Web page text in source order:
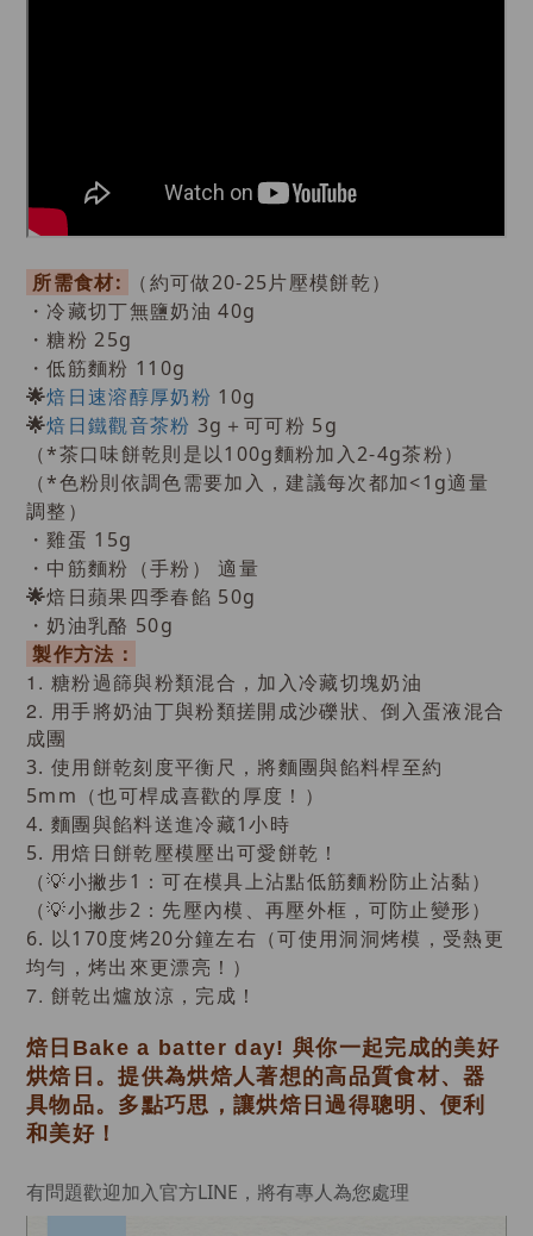
所需食材:
（約可做20-25片壓模餅乾）
・冷藏切丁無鹽奶油 40g
・糖粉 25g
・低筋麵粉 110g
🌟焙日速溶醇厚奶粉 10g
🌟焙日鐵觀音茶粉 3g＋可可粉 5g
（*茶口味餅乾則是以100g麵粉加入2-4g茶粉）
（*色粉則依調色需要加入，建議每次都加<1g適量
調整）
・雞蛋 15g
・中筋麵粉（手粉） 適量
🌟焙日蘋果四季春餡 50g
・奶油乳酪 50g
製作方法：
1. 糖粉過篩與粉類混合，加入冷藏切塊奶油
2. 用手將奶油丁與粉類搓開成沙礫狀、倒入蛋液混合
成團
3. 使用餅乾刻度平衡尺，將麵團與餡料桿至約
5mm（也可桿成喜歡的厚度！）
4. 麵團與餡料送進冷藏1小時
5. 用焙日餅乾壓模壓出可愛餅乾！
（💡小撇步1：可在模具上沾點低筋麵粉防止沾黏）
（💡小撇步2：先壓內模、再壓外框，可防止變形）
6. 以170度烤20分鐘左右（可使用洞洞烤模，受熱更
均勻，烤出來更漂亮！）
7. 餅乾出爐放涼，完成！
焙日Bake a batter day! 與你一起完成的美好
烘焙日。提供為烘焙人著想的高品質食材、器
具物品。多點巧思，讓烘焙日過得聰明、便利
和美好！
有問題歡迎加入官方LINE，將有專人為您處理